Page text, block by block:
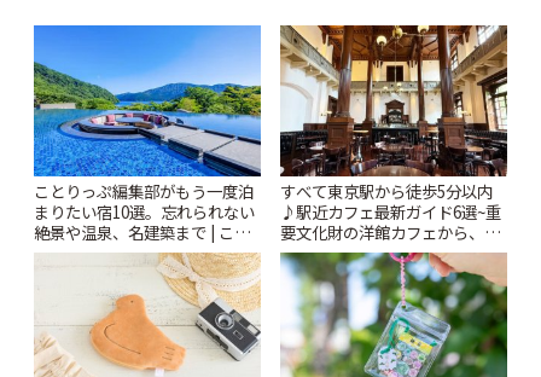
ことりっぷ編集部がもう一度泊
まりたい宿10選。忘れられない
絶景や温泉、名建築まで | こと
りっぷ
すべて東京駅から徒歩5分以内
♪駅近カフェ最新ガイド6選~重
要文化財の洋館カフェから、改
札すぐのレトロ喫茶まで~ | こと
りっぷ